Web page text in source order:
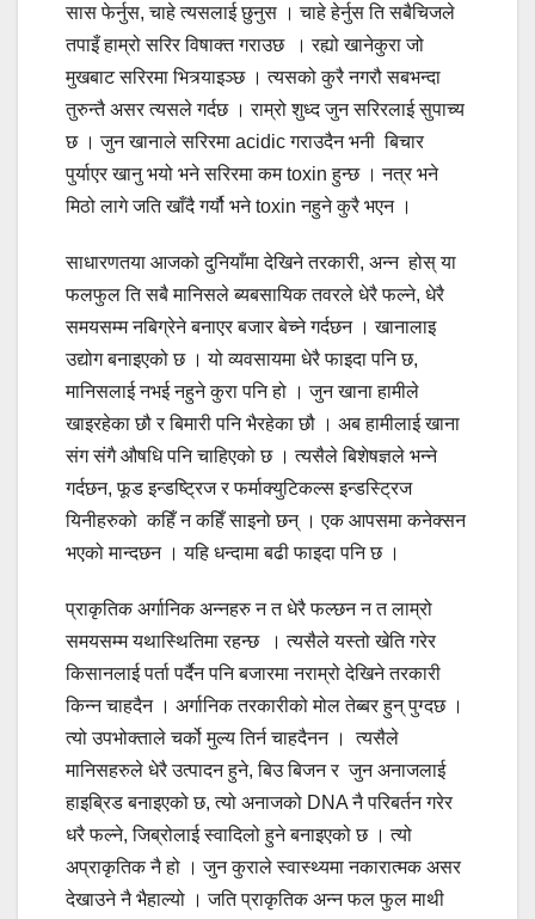
सास फेर्नुस, चाहे त्यसलाई छुनुस । चाहे हेर्नुस ति सबैचिजले
तपाइँ हाम्रो सरिर विषाक्त गराउछ । रह्यो खानेकुरा जो
मुखबाट सरिरमा भित्र्याइञ्छ । त्यसको कुरै नगरौ सबभन्दा
तुरुन्तै असर त्यसले गर्दछ । राम्रो शुध्द जुन सरिरलाई सुपाच्य
छ । जुन खानाले सरिरमा acidic गराउदैन भनी बिचार
पुर्याएर खानु भयो भने सरिरमा कम toxin हुन्छ । नत्र भने
मिठो लागे जति खाँदै गर्यौ भने toxin नहुने कुरै भएन ।
साधारणतया आजको दुनियाँमा देखिने तरकारी, अन्न होस् या
फलफुल ति सबै मानिसले ब्यबसायिक तवरले धेरै फल्ने, धेरै
समयसम्म नबिग्रेने बनाएर बजार बेच्ने गर्दछन । खानालाइ
उद्योग बनाइएको छ । यो व्यवसायमा धेरै फाइदा पनि छ,
मानिसलाई नभई नहुने कुरा पनि हो । जुन खाना हामीले
खाइरहेका छौ र बिमारी पनि भैरहेका छौ । अब हामीलाई खाना
संग संगै औषधि पनि चाहिएको छ । त्यसैले बिशेषज्ञले भन्ने
गर्दछन, फूड इन्डष्ट्रिज र फर्माक्युटिकल्स इन्डस्ट्रिज
यिनीहरुको कहिँ न कहिँ साइनो छन् । एक आपसमा कनेक्सन
भएको मान्दछन । यहि धन्दामा बढी फाइदा पनि छ ।
प्राकृतिक अर्गानिक अन्नहरु न त धेरै फल्छन न त लाम्रो
समयसम्म यथास्थितिमा रहन्छ । त्यसैले यस्तो खेति गरेर
किसानलाई पर्ता पर्दैन पनि बजारमा नराम्रो देखिने तरकारी
किन्न चाहदैन । अर्गानिक तरकारीको मोल तेब्बर हुन् पुग्दछ ।
त्यो उपभोक्ताले चर्को मुल्य तिर्न चाहदैनन । त्यसैले
मानिसहरुले धेरै उत्पादन हुने, बिउ बिजन र जुन अनाजलाई
हाइब्रिड बनाइएको छ, त्यो अनाजको DNA नै परिबर्तन गरेर
धरै फल्ने, जिब्रोलाई स्वादिलो हुने बनाइएको छ । त्यो
अप्राकृतिक नै हो । जुन कुराले स्वास्थ्यमा नकारात्मक असर
देखाउने नै भैहाल्यो । जति प्राकृतिक अन्न फल फुल माथी